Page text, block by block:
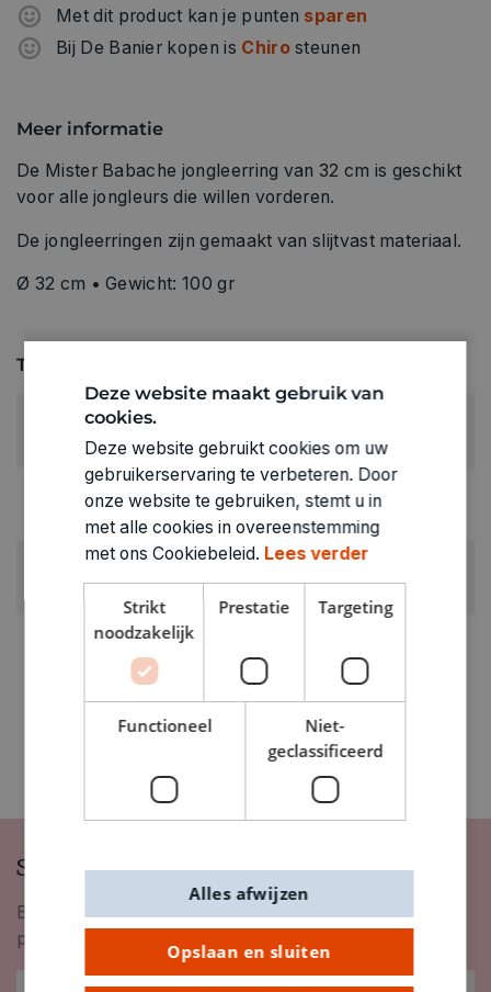
Met dit product kan je punten sparen
Bij De Banier kopen is Chirosteunen
Meer informatie
De Mister Babache jongleerring van 32 cm is geschikt
voor alle jongleurs die willen vorderen.
De jongleerringen zijn gemaakt van slijtvast materiaal.
Ø 32 cm • Gewicht: 100 gr
Technische specificaties
RUBRIEK:
Jongleerringen
GEWICHT
ARTIKELNUMMER
3010303
Schrijf je in op onze nieuwsbrief
Blijf op de hoogte van nieuwigheden, inspiratie,
promoties en meer!
Deze website maakt gebruik van
cookies.
Deze website gebruikt cookies om uw
gebruikerservaring te verbeteren. Door
onze website te gebruiken, stemt u in
met alle cookies in overeenstemming
met ons Cookiebeleid. Lees verder
Strikt
noodzakelijk
Prestatie Targeting
Functioneel
Niet-
geclassificeerd
Opslaan en sluiten
Alles afwijzen